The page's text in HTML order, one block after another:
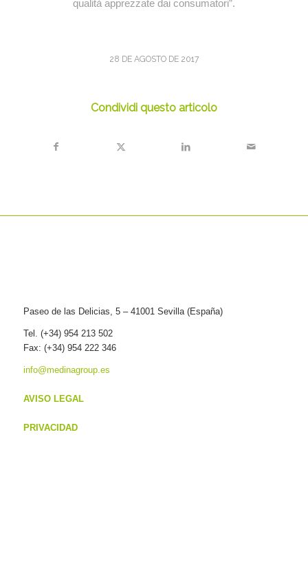
qualità apprezzate dai consumatori”.
28 DE AGOSTO DE 2017
Condividi questo articolo
Paseo de las Delicias, 5 – 41001 Sevilla (España)
Tel. (+34) 954 213 502
Fax: (+34) 954 222 346
info@medinagroup.es
AVISO LEGAL
PRIVACIDAD